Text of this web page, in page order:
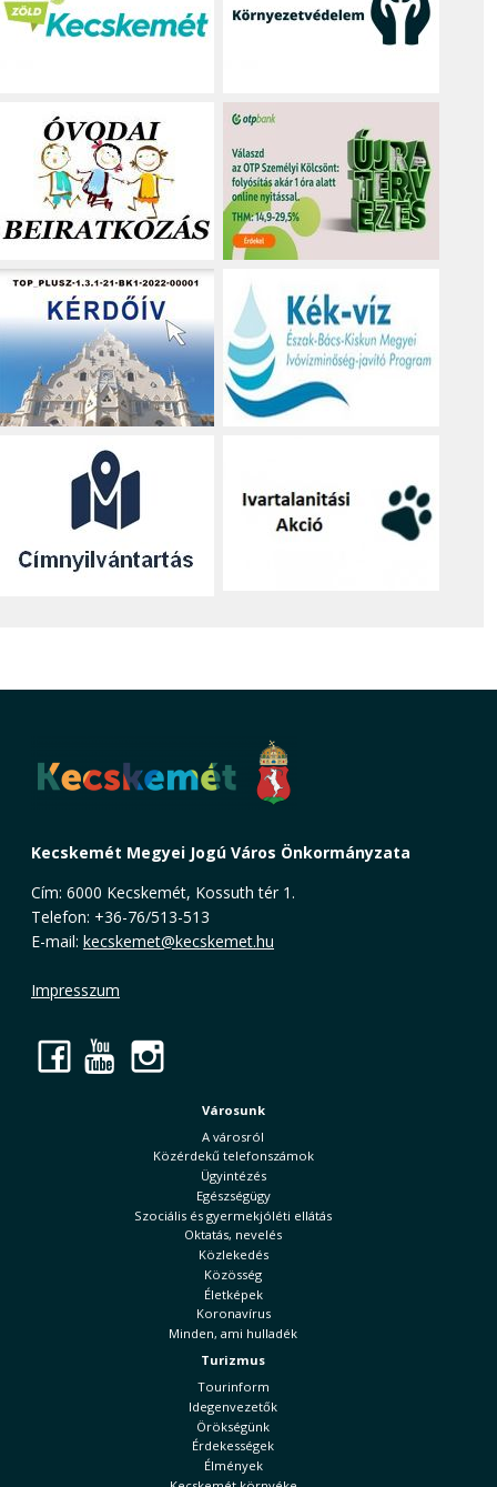
Kecskemét Megyei Jogú Város Önkormányzata
Cím: 6000 Kecskemét, Kossuth tér 1.
Telefon: +36-76/513-513
E-mail: kecskemet@kecskemet.hu
Impresszum
Facebook
YouTube
Városunk
A városról
Közérdekű telefonszámok
Ügyintézés
Egészségügy
Szociális és gyermekjóléti ellátás
Oktatás, nevelés
Közlekedés
Közösség
Életképek
Koronavírus
Minden, ami hulladék
Turizmus
Tourinform
Idegenvezetők
Örökségünk
Érdekességek
Élmények